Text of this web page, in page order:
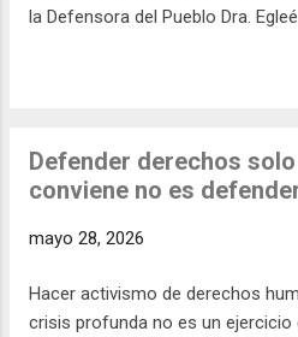
la Defensora del Pueblo Dra.
incómoda pero persistente: en
cuentas a la población LGBTI que
acciones frente al Estado, y
administrativo, sino
Activista Lésbica), Richelle
Defender derechos
conviene no es
mayo 28, 2026
Hacer activismo de derechos
crisis profunda no es un ejercicio